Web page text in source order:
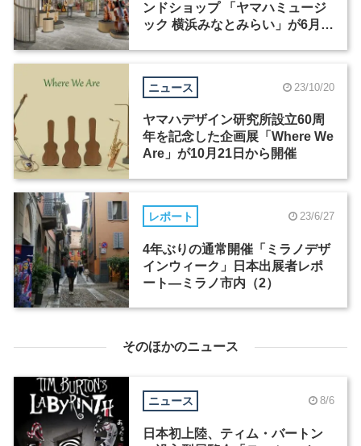
ンドショップ 「ヤマハミュージ
ック 横浜みなとみらい」が6月6
ニュース 23/10/20
ヤマハデザイン研究所設立60周
年を記念した企画展「Where We
Are」が10月21日から開催
レポート 23/6/27
4年ぶりの通常開催「ミラノデザ
インウィーク」日本出展者レポ
ート―ミラノ市内（2）
そのほかのニュース
ニュース 8/6
日本初上陸、ティム・バートン